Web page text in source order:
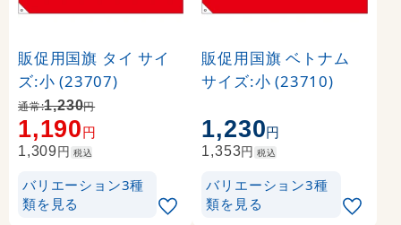
販促用国旗 タイ サイ
ズ:小 (23707)
通常:1,230円
1,190円
1,309円 税込
バリエーション3種
類を見る
販促用国旗 ベトナム
サイズ:小 (23710)
1,230円
1,353円 税込
バリエーション3種
類を見る